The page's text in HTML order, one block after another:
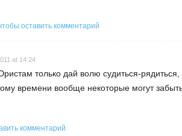
оставить комментарий
at 14:24
только дай волю судиться-
времени вообще некоторые могут
комментарий